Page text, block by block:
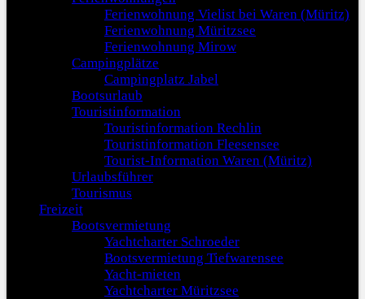
Ferienwohnung Vielist bei Waren (Müritz)
Ferienwohnung Müritzsee
Ferienwohnung Mirow
Campingplätze
Campingplatz Jabel
Bootsurlaub
Touristinformation
Touristinformation Rechlin
Touristinformation Fleesensee
Tourist-Information Waren (Müritz)
Urlaubsführer
Tourismus
Freizeit
Bootsvermietung
Yachtcharter Schroeder
Bootsvermietung Tiefwarensee
Yacht-mieten
Yachtcharter Müritzsee